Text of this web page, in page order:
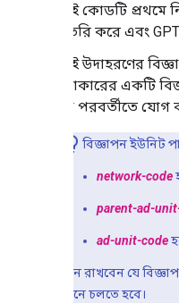
এই কোডটি প্রথমে
তৈরি করে এবং
এই উদাহরণের
আকারের একটি
যা পরবর্তীতে যোগ
বিজ্ঞাপন ইউনিট
network-code
parent-ad-
ad-unit-code
মনে রাখবেন যে
মেনে চলতে হবে।